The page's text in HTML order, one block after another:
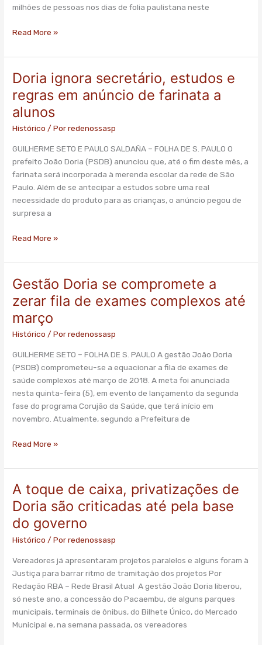
milhões de pessoas nos dias de folia paulistana neste
Read More »
Doria ignora secretário, estudos e
regras em anúncio de farinata a
alunos
Histórico / Porredenossasp
GUILHERME SETO E PAULO SALDAÑA – FOLHA DE S. PAULO O
prefeito João Doria (PSDB) anunciou que, até o fim deste mês, a
farinata será incorporada à merenda escolar da rede de São
Paulo. Além de se antecipar a estudos sobre uma real
necessidade do produto para as crianças, o anúncio pegou de
surpresa a
Doria
secretário,
estudos
e
em
anúncio
de
farinata
a
alunos
Read More »
Gestão Doria se compromete a
zerar fila de exames complexos até
março
Histórico / Porredenossasp
GUILHERME SETO – FOLHA DE S. PAULO A gestão João Doria
(PSDB) comprometeu-se a equacionar a fila de exames de
saúde complexos até março de 2018. A meta foi anunciada
nesta quinta-feira (5), em evento de lançamento da segunda
fase do programa Corujão da Saúde, que terá início em
novembro. Atualmente, segundo a Prefeitura de
Gestão
se
compromete
a
fila
de
exames
complexos
até
março
Read More »
A toque de caixa, privatizações de
Doria são criticadas até pela base
do governo
Histórico / Porredenossasp
Vereadores já apresentaram projetos paralelos e alguns foram à
Justiça para barrar ritmo de tramitação dos projetos Por
Redação RBA – Rede Brasil Atual A gestão João Doria liberou,
só neste ano, a concessão do Pacaembu, de alguns parques
municipais, terminais de ônibus, do Bilhete Único, do Mercado
Municipal e, na semana passada, os vereadores
A
toque
de
caixa,
privatizações
Doria
são
criticadas
até
pela
base